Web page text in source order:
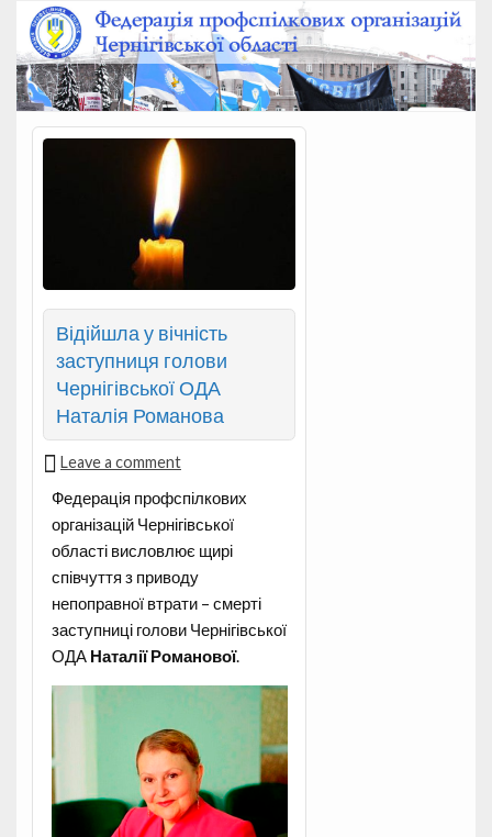
Відійшла у вічність
заступниця голови
Чернігівської ОДА
Наталія Романова
Leave a comment
Федерація профспілкових
організацій Чернігівської
області висловлює щирі
співчуття з приводу
непоправної втрати – смерті
заступниці голови Чернігівської
ОДА Наталії Романової.